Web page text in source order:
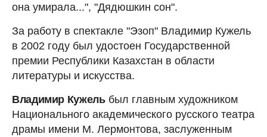
она умирала...", "Дядюшкин сон".
За работу в спектакле "Эзоп" Владимир Кужель
в 2002 году был удостоен Государственной
премии Республики Казахстан в области
литературы и искусства.
Владимир Кужельбыл главным художником
Национального академического русского театра
драмы имени М. Лермонтова, заслуженным